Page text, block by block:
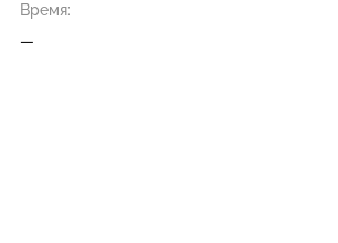
Время:
—